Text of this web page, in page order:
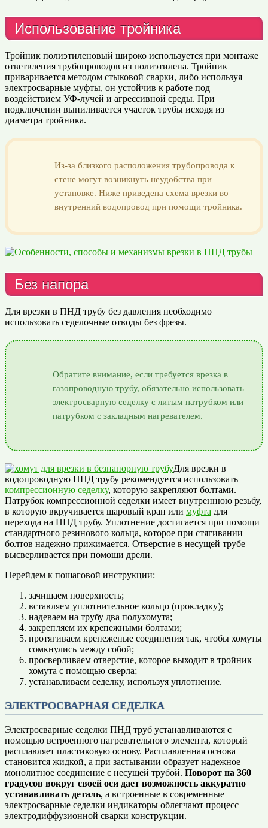
Использование тройника
Тройник полиэтиленовый широко используется при монтаже
ответвления трубопроводов из полиэтилена. Тройник
приваривается методом стыковой сварки, либо используя
электросварные муфты, он устойчив к работе под
воздействием УФ-лучей и агрессивной среды. При
подключении выпиливается участок трубы исходя из
диаметра тройника.
Из-за близкого расположения трубопровода к
стене могут возникнуть неудобства при
установке. Ниже приведена схема врезки во
внутренний водопровод при помощи тройника.
Без напора
Для врезки в ПНД трубу без давления необходимо
использовать седелочные отводы без фрезы.
Обратите внимание, если требуется врезка в
газопроводную трубу, обязательно использовать
электросварную седелку с литым патрубком или
патрубком с закладным нагревателем.
Для врезки в
водопроводную ПНД трубу рекомендуется использовать
компрессионную седелку, которую закрепляют болтами.
Патрубок компрессионной седелки имеет внутреннюю резьбу,
в которую вкручивается шаровый кран или муфта для
перехода на ПНД трубу. Уплотнение достигается при помощи
стандартного резинового кольца, которое при стягивании
болтов надежно прижимается. Отверстие в несущей трубе
высверливается при помощи дрели.
Перейдем к пошаговой инструкции:
зачищаем поверхность;
вставляем уплотнительное кольцо (прокладку);
надеваем на трубу два полухомута;
закрепляем их крепежными болтами;
протягиваем крепеженые соединения так, чтобы хомуты
сомкнулись между собой;
просверливаем отверстие, которое выходит в тройник
хомута с помощью сверла;
устанавливаем седелку, используя уплотнение.
ЭЛЕКТРОСВАРНАЯ СЕДЕЛКА
Электросварные седелки ПНД труб устанавливаются с
помощью встроенного нагревательного элемента, который
расплавляет пластиковую основу. Расплавленная основа
становится жидкой, а при застывании образует надежное
монолитное соединение с несущей трубой. Поворот на 360
градусов вокруг своей оси дает возможность аккуратно
устанавливать деталь, а встроенные в современные
электросварные седелки индикаторы облегчают процесс
электродиффузионной сварки конструкции.